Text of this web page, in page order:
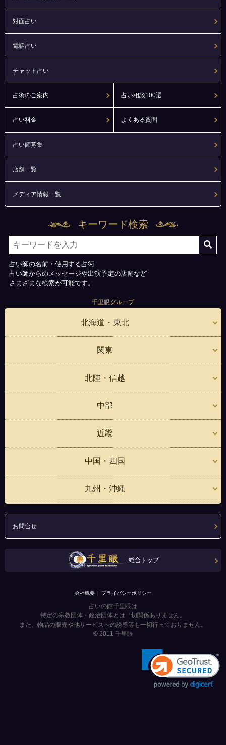
対面占い
電話占い
チャット占い
占術のご案内 占い相談100選
占い料金 よくある質問
占い師募集
店舗一覧
メディア情報一覧
キーワード検索
占い師の名前・使用する占術
占い師からのメッセージや出演予定の店舗など
さまざまな検索が可能です。
千里眼グループ
北海道・東北
関東
北陸・信越
中部
近畿
中国・四国
九州・沖縄
お問合せ
総合トップ
会社概要 プライバシーポリシー
占いの館千里眼は
特定の宗教団体・政治団体とは一切関係ありません。
また、物品の販売や他サービスへの誘導等も一切行っておりません。
© 2011 千里眼